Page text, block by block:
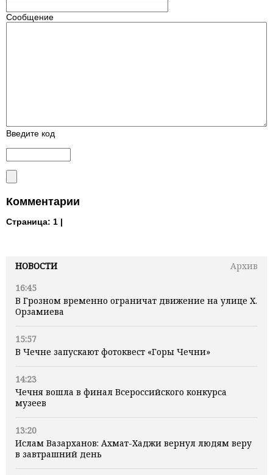
НОВОСТИ
Архив
16:45
В Грозном временно ограничат движение на улице Х.
Орзамиева
15:57
В Чечне запускают фотоквест «Горы Чечни»
14:23
Чечня вошла в финал Всероссийского конкурса
музеев
13:20
Ислам Вазарханов: Ахмат-Хаджи вернул людям веру
в завтрашний день
Сообщение
Введите код
Комментарии
Страница: 1 |